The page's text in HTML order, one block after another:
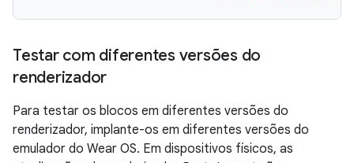
Testar com diferentes versões do
renderizador
Para testar os blocos em diferentes versões do
renderizador, implante-os em diferentes versões do
emulador do Wear OS. Em dispositivos físicos, as